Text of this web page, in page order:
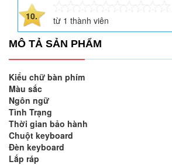
10. từ 1 thành viên
MÔ TẢ SẢN PHẨM
Kiểu chữ bàn phím
Màu sắc
Ngôn ngữ
Tình Trạng
Thời gian bảo hành
Chuột keyboard
Đèn keyboard
Lắp ráp